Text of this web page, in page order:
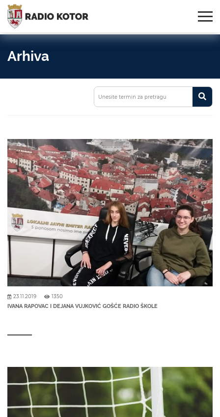
S PONOSOM NOSIMO IME
SVOG GRADA!
Arhiva
23.11.2019 1350
IVANA RAPOVAC I DEJANA VUJKOVIĆ GOŠĆE RADIO ŠKOLE